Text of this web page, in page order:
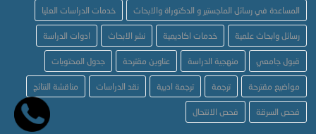
المساعدة في رسائل الماجستير و الدكتوراة والابحاث خدمات الدراسات العليا
رسائل وابحاث علمية خدمات اكاديمية نشر الابحاث ادوات الدراسة
قبول جامعي منهجية الدراسة عناوين مقترحة جدول المحتويات
مواضيع مقترحة ترجمة ترجمة ادبية نقد الدراسات مناقشة النتائج
فحص السرقة فحص الانتحال